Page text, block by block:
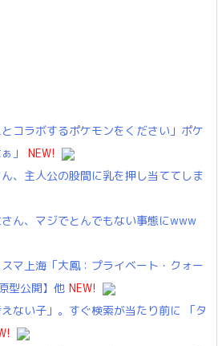
とコラボするポケモンをください」ポケ
」
NEW!
ん、主人公の股間に乳を押し当ててしま
さん、マジでとんでもない事態にwww
スマ上海「大鳳：プライベート・クォー
型公開】他 NEW!
ない子」。すぐ検索が当たり前に 「タ